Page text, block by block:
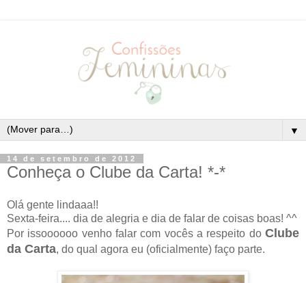
▼
14 de setembro de 2012
Conheça o Clube da Carta! *-*
Olá gente lindaaa!!
Sexta-feira.... dia de alegria e dia de falar de coisas boas! ^^
Por issoooooo venho falar com vocês a respeito do Clube
da Carta, do qual agora eu (oficialmente) faço parte.